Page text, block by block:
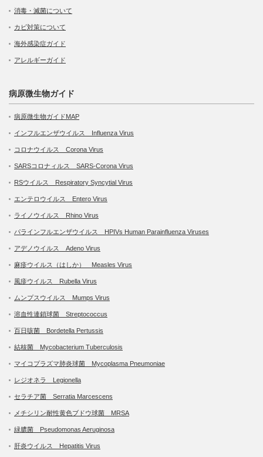
消毒・滅菌について
カビ対策について
海外感染症ガイド
アレルギーガイド
病原微生物ガイド
病原微生物ガイドMAP
インフルエンザウイルス Influenza Virus
コロナウイルス Corona Virus
SARSコロナィルス SARS-Corona Virus
RSウイルス Respiratory Syncytial Virus
エンテロウイルス Entero Virus
ライノウイルス Rhino Virus
パラインフルエンザウイルス HPIVs Human Parainfluenza Viruses
アデノウイルス Adeno Virus
麻疹ウイルス（はしか） Measles Virus
風疹ウイルス Rubella Virus
ムンプスウイルス Mumps Virus
溶血性連鎖球菌 Streptococcus
百日咳菌 Bordetella Pertussis
結核菌 Mycobacterium Tuberculosis
マイコプラズマ肺炎球菌 Mycoplasma Pneumoniae
レジオネラ Legionella
セラチア菌 Serratia Marcescens
メチシリン耐性黄色ブドウ球菌 MRSA
緑膿菌 Pseudomonas Aeruginosa
肝炎ウイルス Hepatitis Virus